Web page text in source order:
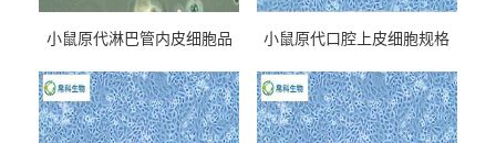
小鼠原代淋巴管内皮细胞品
小鼠原代口腔上皮细胞规格